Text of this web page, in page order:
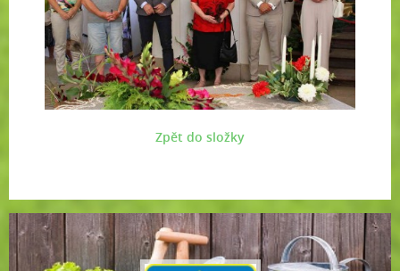
Zpět do složky